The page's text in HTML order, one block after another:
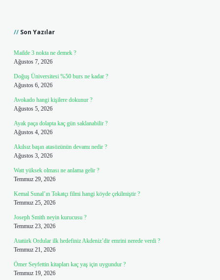
Son Yazılar
Mailde 3 nokta ne demek ?
Ağustos 7, 2026
Doğuş Üniversitesi %50 burs ne kadar ?
Ağustos 6, 2026
Avokado hangi kişilere dokunur ?
Ağustos 5, 2026
Ayak paça dolapta kaç gün saklanabilir ?
Ağustos 4, 2026
Akılsız başın atasözünün devamı nedir ?
Ağustos 3, 2026
Watt yüksek olması ne anlama gelir ?
Temmuz 29, 2026
Kemal Sunal’ın Tokatçı filmi hangi köyde çekilmiştir ?
Temmuz 25, 2026
Joseph Smith neyin kurucusu ?
Temmuz 23, 2026
Atatürk Ordular ilk hedefiniz Akdeniz’dir emrini nerede verdi ?
Temmuz 21, 2026
Ömer Seyfettin kitapları kaç yaş için uygundur ?
Temmuz 19, 2026